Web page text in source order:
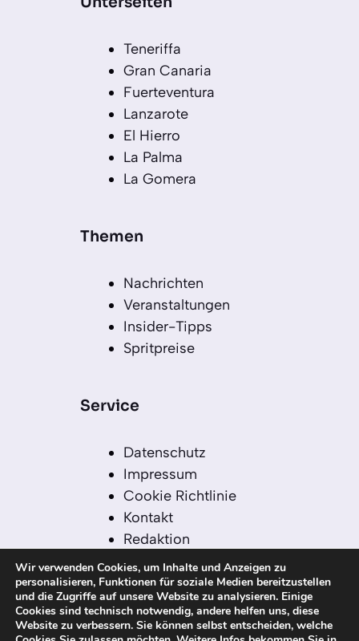
Teneriffa
Gran Canaria
Fuerteventura
Lanzarote
El Hierro
La Palma
La Gomera
Themen
Nachrichten
Veranstaltungen
Insider-Tipps
Spritpreise
Service
Datenschutz
Impressum
Cookie Richtlinie
Kontakt
Redaktion
Redaktionelle Leitlinien
Sitemap
Einsatz von KI in der
Redaktion
Wir verwenden Cookies, um Inhalte und Anzeigen zu
personalisieren, Funktionen für soziale Medien bereitzustellen
und die Zugriffe auf unsere Website zu analysieren. Einige
Cookies sind technisch notwendig, andere helfen uns, diese
Website zu verbessern. Sie können selbst entscheiden, welche